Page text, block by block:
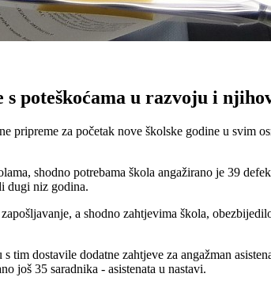
poteškoćama u razvoju i
za početak nove školske godine u svim
shodno potrebama škola angažirano je 39
dugi niz godina.
a shodno zahtjevima škola,
dostavile dodatne zahtjeve za angažman
još 35 saradnika - asistenata u nastavi.